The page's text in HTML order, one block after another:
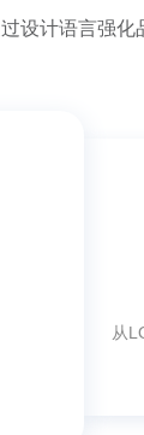
设计语言强化
从